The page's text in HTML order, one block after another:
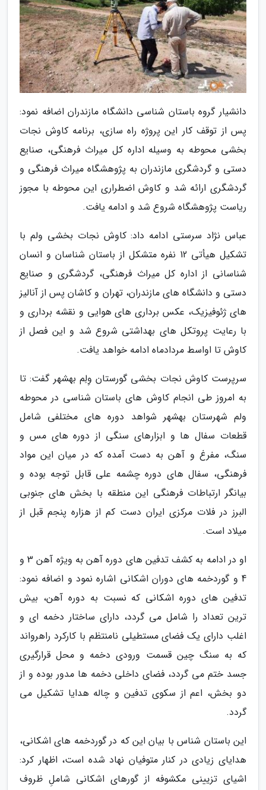
دانشیار گروه باستان شناسی دانشگاه مازندران اضافه نمود:
پس از توقف کار این پروژه راه سازی، برنامه کاوش نجات
بخشی محوطه به وسیله اداره کل میراث فرهنگی، صنایع
دستی و گردشگری مازندران به پژوهشگاه میراث فرهنگی و
گردشگری ارائه شد و کاوش اضطراری این محوطه با مجوز
ریاست پژوهشگاه شروع شد و ادامه یافت.
عباس نژاد سرستی ادامه داد: کاوش نجات بخشی ولم با
تشکیل هیأتی 12 نفره متشکل از باستان شناسان و انسان
شناسانی از اداره کل میراث فرهنگی، گردشگری و صنایع
دستی و دانشگاه های مازندران، تهران و کاشان پس از آنالیز
های ژئوفیزیک، عکس برداری های هوایی و نقشه برداری و
با رعایت پروتکل های بهداشتی شروع شد و این فصل از
کاوش تا اواسط مردادماه ادامه خواهد یافت.
سرپرست کاوش نجات بخشی گورستان وِلِم بهشهر گفت: تا
به امروز طی انجام کاوش های باستان شناسی در محوطه
ولم شهرستان بهشهر شواهد دوره های مختلفی شامل
قطعات سفال ها و ابزارهای سنگی از دوره های مس و
سنگ، مفرغ و آهن به دست آمده که در میان این مواد
فرهنگی، سفال های دوره چشمه علی قابل توجه بوده و
بیانگر ارتباطات فرهنگی این منطقه با بخش های جنوبی
البرز در فلات مرکزی ایران دست کم از هزاره پنجم قبل از
میلاد است.
او در ادامه به کشف تدفین های دوره آهن به ویژه آهن 3 و
4 و گوردخمه های دوران اشکانی اشاره نمود و اضافه نمود:
تدفین های دوره اشکانی که نسبت به دوره آهن، بیش
ترین تعداد را شامل می گردد، دارای ساختار دخمه ای و
اغلب دارای یک فضای مستطیلی نامنتظم با کارکرد راهرواند
که به سنگ چین قسمت ورودی دخمه و محل قرارگیری
جسد ختم می گردد، فضای داخلی دخمه ها مدور بوده و از
دو بخش، اعم از سکوی تدفین و چاله هدایا تشکیل می
گردد.
این باستان شناس با بیان این که در گوردخمه های اشکانی،
هدایای زیادی در کنار متوفیان نهاد شده است، اظهار کرد:
اشیای تزیینی مکشوفه از گورهای اشکانی شاملِ ظروف